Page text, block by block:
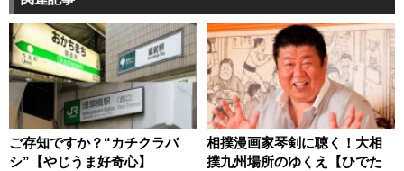
ご存知ですか？“カチクラバ
シ”【やじうま好奇心】
相撲漫画家琴剣に聴く！大相
撲九州場所のゆくえ【ひでた